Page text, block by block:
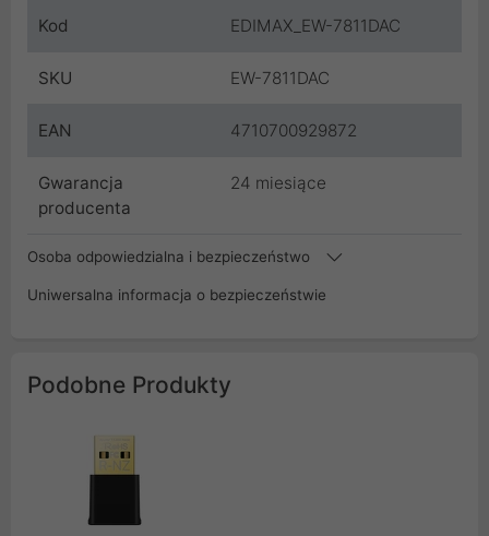
Kod EDIMAX_EW-7811DAC
SKU EW-7811DAC
EAN 4710700929872
Gwarancja
producenta
24 miesiące
Osoba odpowiedzialna i bezpieczeństwo
Uniwersalna informacja o bezpieczeństwie
Podobne Produkty